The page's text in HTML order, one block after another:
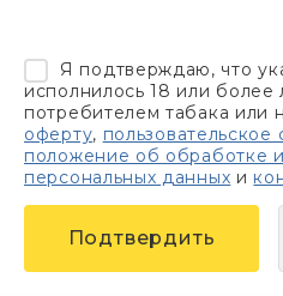
Я подтверждаю, что
исполнилось 18 или более
потребителем табака или
оферту, пользовательское
положение об обработке
персональных данных и